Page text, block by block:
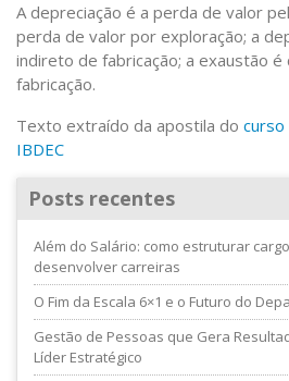
A depreciação é a perda de valor
perda de valor por exploração; a
indireto de fabricação; a exaustão
fabricação.
Texto extraído da apostila do curso
IBDEC
Posts recentes
Além do Salário: como estruturar
desenvolver carreiras
O Fim da Escala 6×1 e o Futuro do
Gestão de Pessoas que Gera
Líder Estratégico